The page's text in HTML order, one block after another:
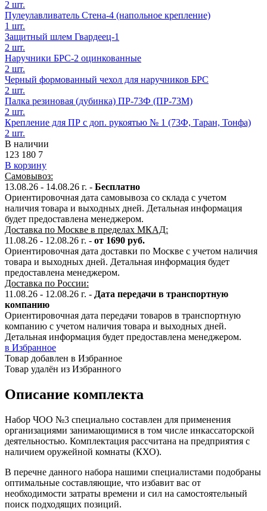
2 шт.
Пулеулавливатель Стена-4 (напольное крепление)
1 шт.
Защитный шлем Гвардеец-1
2 шт.
Наручники БРС-2 оцинкованные
2 шт.
Черный формованный чехол для наручников БРС
2 шт.
Палка резиновая (дубинка) ПР-73Ф (ПР-73М)
2 шт.
Крепление для ПР с доп. рукоятью № 1 (73Ф, Таран, Тонфа)
2 шт.
В наличии
123 180 7
В корзину
Самовывоз:
13.08.26 - 14.08.26 г. - Бесплатно
Ориентировочная дата самовывоза со склада с учетом
наличия товара и выходных дней. Детальная информация
будет предоставлена менеджером.
Доставка по Москве в пределах МКАД:
11.08.26 - 12.08.26 г. - от 1690 руб.
Ориентировочная дата доставки по Москве с учетом наличия
товара и выходных дней. Детальная информация будет
предоставлена менеджером.
Доставка по России:
11.08.26 - 12.08.26 г. - Дата передачи в транспортную
компанию
Ориентировочная дата передачи товаров в транспортную
компанию с учетом наличия товара и выходных дней.
Детальная информация будет предоставлена менеджером.
в Избранное
Товар добавлен в Избранное
Товар удалён из Избранного
Описание комплекта
Набор ЧОО №3 специально составлен для применения
организациями занимающимися в том числе инкассаторской
деятельностью. Комплектация рассчитана на предприятия с
наличием оружейной комнаты (КХО).
В перечне данного набора нашими специалистами подобраны
оптимальные составляющие, что избавит вас от
необходимости затраты времени и сил на самостоятельный
поиск подходящих позиций.